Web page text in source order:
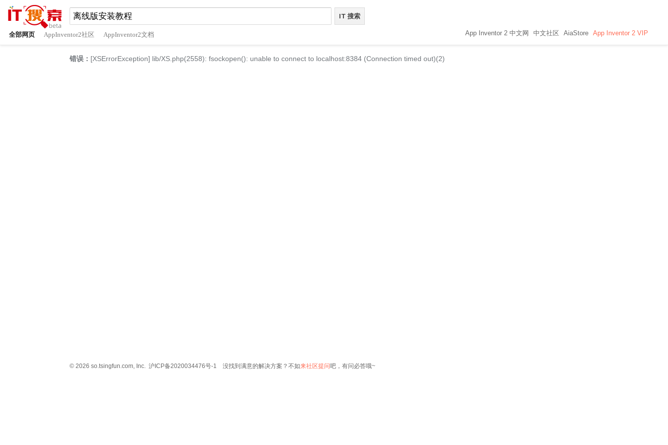
App Inventor 2 中文网 中文社区 AiaStore App Inventor 2 VIP
全部网页 AppInventor2社区 AppInventor2文档
错误： [XSErrorException] lib/XS.php(2558): fsockopen(): unable to connect to localhost:8384 (Connection timed out)(2)
© 2026 so.tsingfun.com, Inc. 沪ICP备2020034476号-1 没找到满意的解决方案？不如来社区提问吧，有问必答哦~